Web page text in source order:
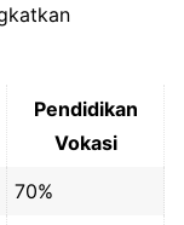
Pendidikan
Vokasi
70%